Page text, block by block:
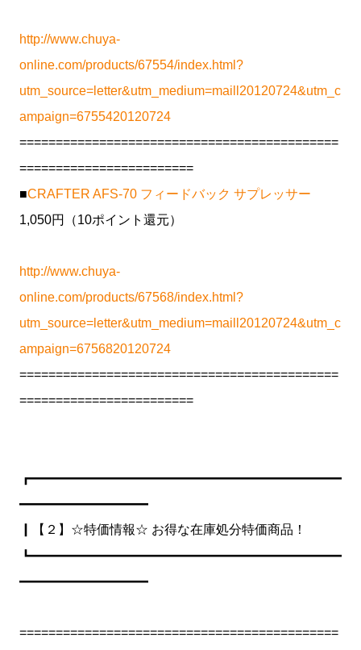
http://www.chuya-
online.com/products/67554/index.html?
utm_source=letter&utm_medium=maill20120724&utm_c
ampaign=6755420120724
============================================
========================
■CRAFTER AFS-70 フィードバック サプレッサー
1,050円（10ポイント還元）
http://www.chuya-
online.com/products/67568/index.html?
utm_source=letter&utm_medium=maill20120724&utm_c
ampaign=6756820120724
============================================
========================
┏━━━━━━━━━━━━━━━━━━━━━━━━
━━━━━━━━━━
┃【２】☆特価情報☆ お得な在庫処分特価商品！
┗━━━━━━━━━━━━━━━━━━━━━━━━
━━━━━━━━━━
============================================